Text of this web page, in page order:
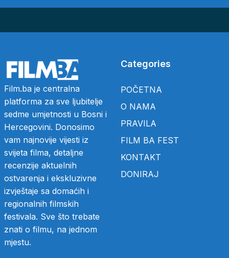
Film.ba je centralna
platforma za sve ljubitelje
sedme umjetnosti u Bosni i
Hercegovini. Donosimo
vam najnovije vijesti iz
svijeta filma, detaljne
recenzije aktuelnih
ostvarenja i ekskluzivne
izvještaje sa domaćih i
regionalnih filmskih
festivala. Sve što trebate
znati o filmu, na jednom
mjestu.
Categories
POČETNA
O NAMA
PRAVILA
FILM BA FEST
KONTAKT
DONIRAJ